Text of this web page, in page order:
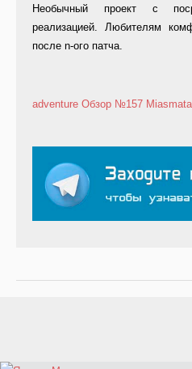
Необычный проект с
реализацией. Любителям
после n-ого патча.
adventure Обзор №157 Miasmata